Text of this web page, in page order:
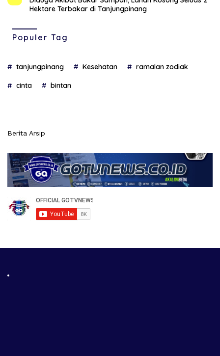
Hektare Terbakar di Tanjungpinang
Populer Tag
tanjungpinang Kesehatan ramalan zodiak
cinta bintan
Berita Arsip